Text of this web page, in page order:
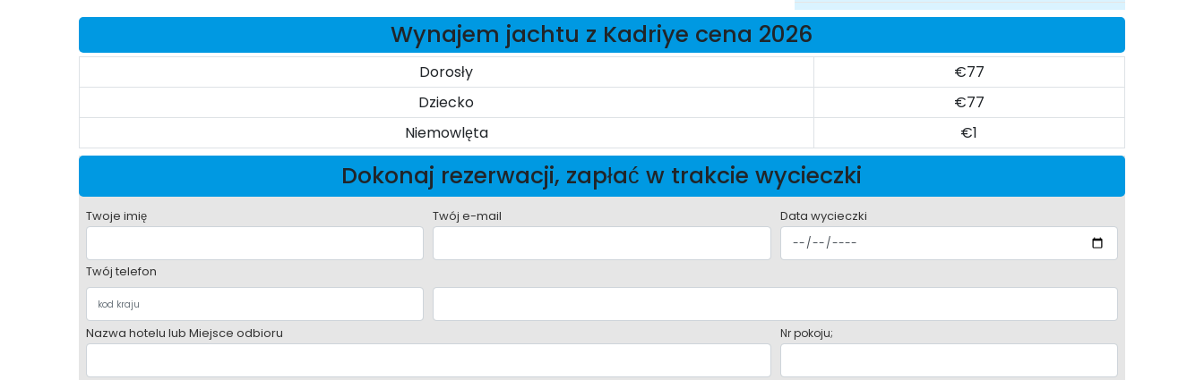
Wynajem jachtu z Kadriye cena 2026
Dorosły
€77
Dziecko
€77
Niemowlęta
€1
Dokonaj rezerwacji, zapłać w trakcie wycieczki
Twoje imię Twój e-mail Data wycieczki
Twój telefon
Nazwa hotelu lub Miejsce odbioru Nr pokoju;